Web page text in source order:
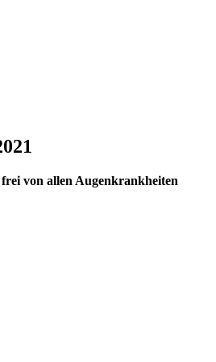
von allen Augenkrankheiten